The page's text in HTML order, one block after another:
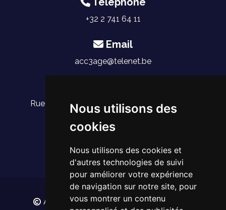
Nous utilisons des
cookies
Nous utilisons des cookies et
d'autres technologies de suivi
pour améliorer votre expérience
de navigation sur notre site, pour
vous montrer un contenu
+32 2 741 64 11
Email
acc3age@telenet.be
Rue du Saphir 27, 1030 Schaerbeek, Belgique
ACCUEIL 3ÈME ÂGE - Tous droits réservés.